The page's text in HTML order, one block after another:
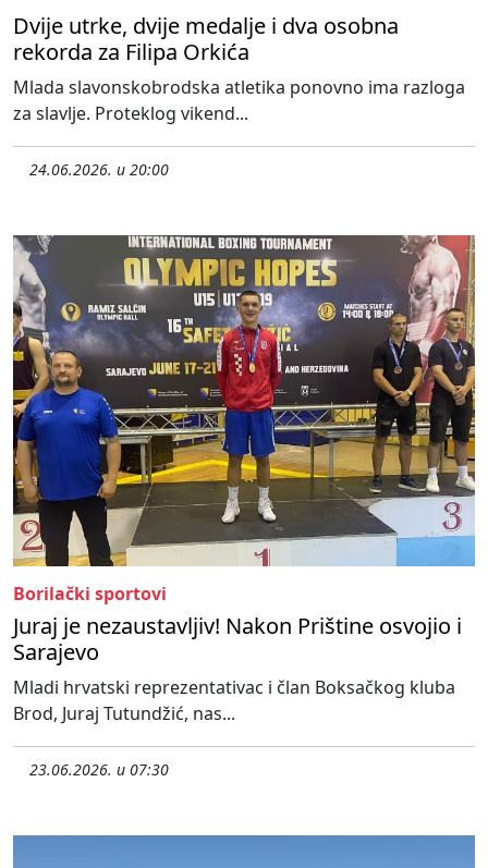
Dvije utrke, dvije medalje i dva osobna
rekorda za Filipa Orkića
Mlada slavonskobrodska atletika ponovno ima razloga
za slavlje. Proteklog vikend...
24.06.2026. u 20:00
Borilački sportovi
Juraj je nezaustavljiv! Nakon Prištine osvojio i
Sarajevo
Mladi hrvatski reprezentativac i član Boksačkog kluba
Brod, Juraj Tutundžić, nas...
23.06.2026. u 07:30